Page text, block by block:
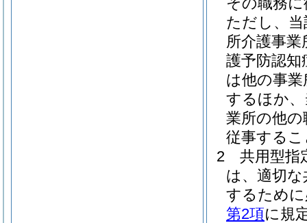
ただし、
所介護事
護予防認知
は他の事
するほか、
業所の他
従事する
2
共用型指
は、適切
するため
第2項に規